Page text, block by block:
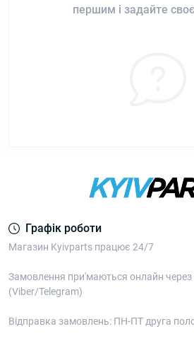
першим і задайте
Графік роботи
Магазин Kyivparts працює 24/7
Замовлення при'маються онлайн
(Viber/Telegram)
Відправка замовлень: ПН-ПТ друга